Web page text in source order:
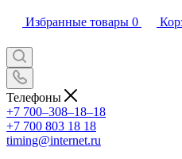
Избранные товары 0
Телефоны
+7 700‒308‒18‒18
+7 700 803 18 18
timing@internet.ru